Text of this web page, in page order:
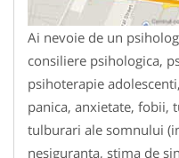
Ai nevoie de un
consiliere psihologica,
psihoterapie
panica, anxietate, fobii,
tulburari ale somnului
nesiguranta, stima de